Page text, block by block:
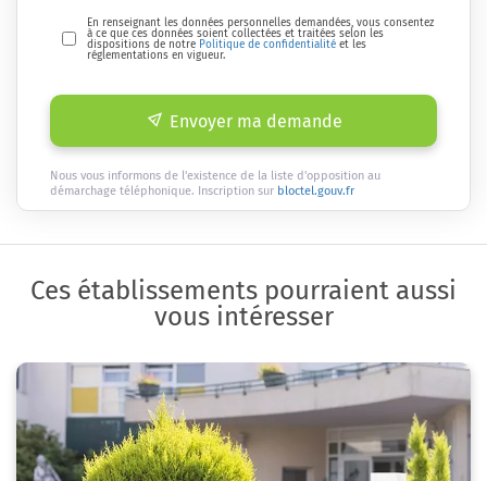
En renseignant les données personnelles demandées, vous consentez
à ce que ces données soient collectées et traitées selon les
dispositions de notre Politique de confidentialité et les
réglementations en vigueur.
Envoyer ma demande
Nous vous informons de l'existence de la liste d'opposition au
démarchage téléphonique. Inscription sur bloctel.gouv.fr
Ces établissements pourraient aussi
vous intéresser